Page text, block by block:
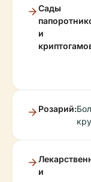
Сады
и
Розарий:
и